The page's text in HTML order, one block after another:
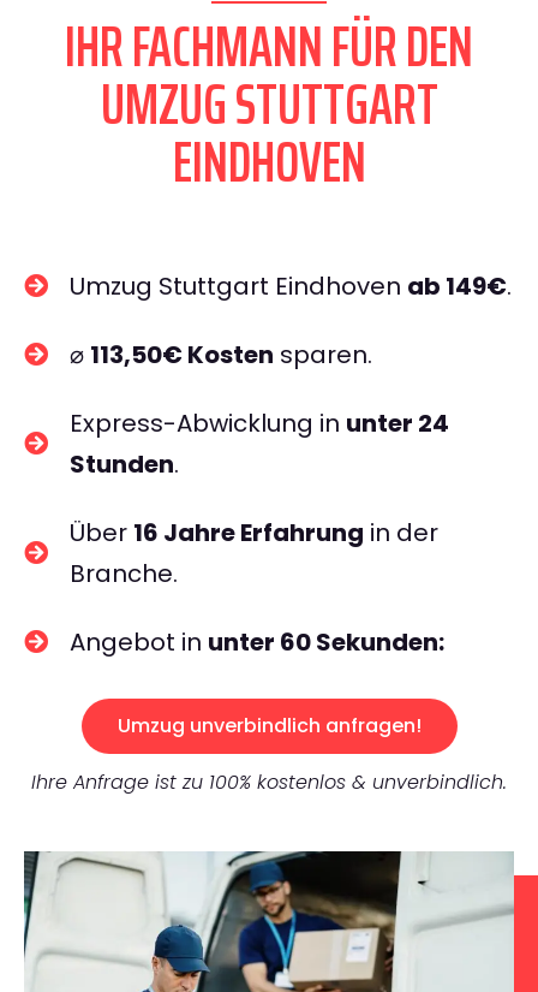
IHR FACHMANN FÜR DEN
UMZUG STUTTGART
EINDHOVEN
Umzug Stuttgart Eindhoven ab 149€.
⌀ 113,50€ Kosten sparen.
Express-Abwicklung in unter 24
Stunden.
Über 16 Jahre Erfahrung in der
Branche.
Angebot in unter 60 Sekunden:
Umzug unverbindlich anfragen!
Ihre Anfrage ist zu 100% kostenlos & unverbindlich.